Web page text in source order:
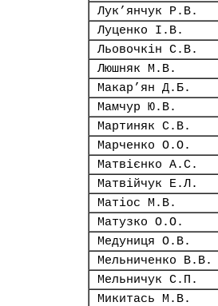
Лук’янчук Р.В.
Луценко І.В.
Льовочкін С.В.
Люшняк М.В.
Макар’ян Д.Б.
Мамчур Ю.В.
Мартиняк С.В.
Марченко О.О.
Матвієнко А.С.
Матвійчук Е.Л.
Матіос М.В.
Матузко О.О.
Медуниця О.В.
Мельниченко В.В.
Мельничук С.П.
Микитась М.В.